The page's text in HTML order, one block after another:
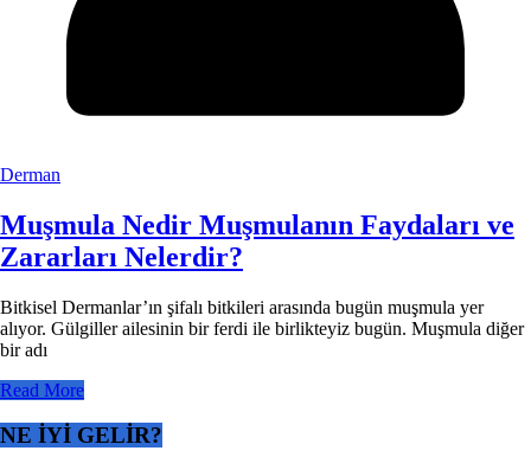
Derman
Muşmula Nedir Muşmulanın Faydaları ve
Zararları Nelerdir?
Bitkisel Dermanlar’ın şifalı bitkileri arasında bugün muşmula yer
alıyor. Gülgiller ailesinin bir ferdi ile birlikteyiz bugün. Muşmula diğer
bir adı
Read More
NE İYİ GELİR?